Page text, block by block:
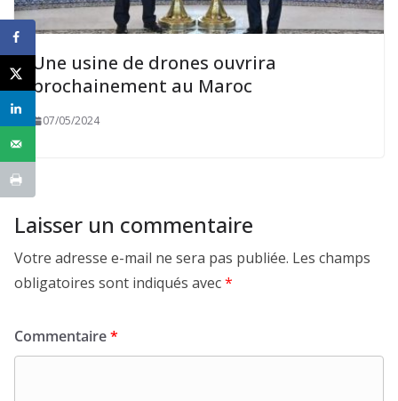
Une usine de drones ouvrira
prochainement au Maroc
07/05/2024
Laisser un commentaire
Votre adresse e-mail ne sera pas publiée. Les champs
obligatoires sont indiqués avec*
Commentaire*